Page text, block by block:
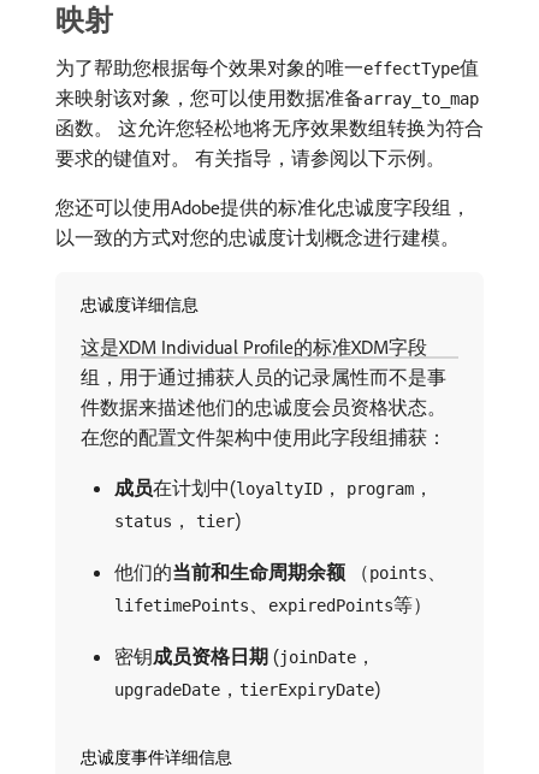
映射
为了帮助您根据每个效果对象的唯一effectType值
来映射该对象，您可以使用数据准备array_to_map
函数。 这允许您轻松地将无序效果数组转换为符合
要求的键值对。 有关指导，请参阅以下示例。
您还可以使用Adobe提供的标准化忠诚度字段组，
以一致的方式对您的忠诚度计划概念进行建模。
忠诚度详细信息
这是XDM Individual Profile的标准XDM字段
组，用于通过捕获人员的记录属性而不是事
件数据来描述他们的忠诚度会员资格状态。
在您的配置文件架构中使用此字段组捕获：
成员​在计划中(loyaltyID ， program ，
status ， tier)
他们的​当前和生命周期余额 （points、
lifetimePoints、 expiredPoints等）
密钥​成员资格日期 (joinDate ，
upgradeDate ， tierExpiryDate)
忠诚度事件详细信息